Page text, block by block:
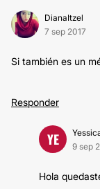
DianaItzel
7 sep 2017
Si también es un
Responder
YE
9 sep
Hola